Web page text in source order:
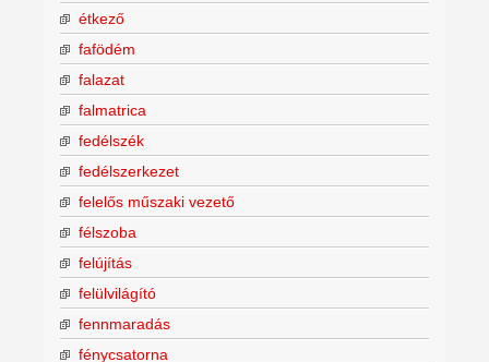
étkező
fafödém
falazat
falmatrica
fedélszék
fedélszerkezet
felelős műszaki vezető
félszoba
felújítás
felülvilágító
fennmaradás
fénycsatorna